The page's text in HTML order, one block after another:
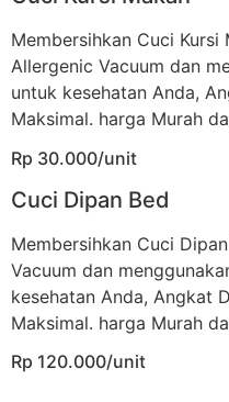
Membersihkan Cuci Kursi
Allergenic Vacuum dan
untuk kesehatan Anda,
Maksimal. harga Murah
Rp 30.000/unit
Cuci Dipan Bed
Membersihkan Cuci
Vacuum dan
kesehatan Anda, Angkat
Maksimal. harga Murah
Rp 120.000/unit